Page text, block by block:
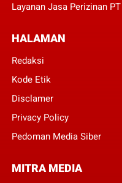
Layanan Jasa Perizinan
HALAMAN
Redaksi
Kode Etik
Disclamer
Privacy Policy
Pedoman Media Siber
MITRA MEDIA